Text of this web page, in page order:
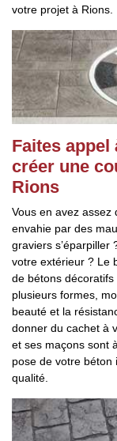
votre projet à Rions.
Faites
créer une
Rions
Vous en avez assez
envahie par des
graviers s’éparpiller
votre extérieur ? Le
de bétons
plusieurs formes,
beauté et la
donner du cachet à
et ses maçons sont
pose de votre béton
qualité.